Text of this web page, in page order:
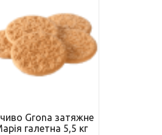
Grona затяжне
галетна 5,5 кг